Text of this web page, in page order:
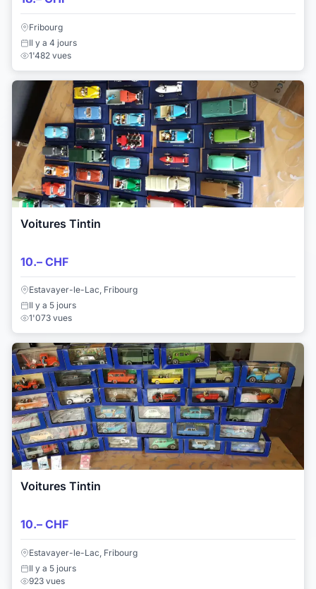
Fribourg
Il y a 4 jours
1'482 vues
Voitures Tintin
10.– CHF
Estavayer-le-Lac, Fribourg
Il y a 5 jours
1'073 vues
Voitures Tintin
10.– CHF
Estavayer-le-Lac, Fribourg
Il y a 5 jours
923 vues